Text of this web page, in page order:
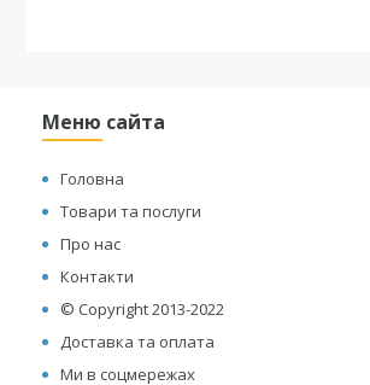
Меню сайта
Головна
Товари та послуги
Про нас
Контакти
© Copyright 2013-2022
Доставка та оплата
Ми в соцмережах